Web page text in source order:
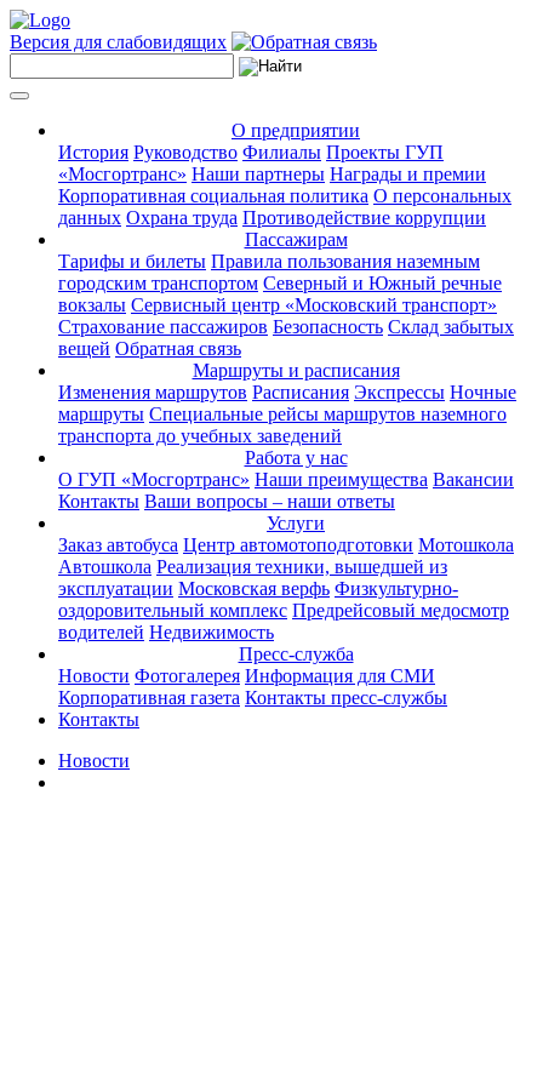
Версия для слабовидящих
О предприятии
История Руководство Филиалы Проекты ГУП
«Мосгортранс» Наши партнеры Награды и премии
Корпоративная социальная политика О персональных
данных Охрана труда Противодействие коррупции
Пассажирам
Тарифы и билеты Правила пользования наземным
городским транспортом Северный и Южный речные
вокзалы Сервисный центр «Московский транспорт»
Страхование пассажиров Безопасность Склад забытых
вещей Обратная связь
Маршруты и расписания
Изменения маршрутов Расписания Экспрессы Ночные
маршруты Специальные рейсы маршрутов наземного
транспорта до учебных заведений
Работа у нас
О ГУП «Мосгортранс» Наши преимущества Вакансии
Контакты Ваши вопросы – наши ответы
Услуги
Заказ автобуса Центр автомотоподготовки Мотошкола
Автошкола Реализация техники, вышедшей из
эксплуатации Московская верфь Физкультурно-
оздоровительный комплекс Предрейсовый медосмотр
водителей Недвижимость
Пресс-служба
Новости Фотогалерея Информация для СМИ
Корпоративная газета Контакты пресс-службы
Контакты
Новости